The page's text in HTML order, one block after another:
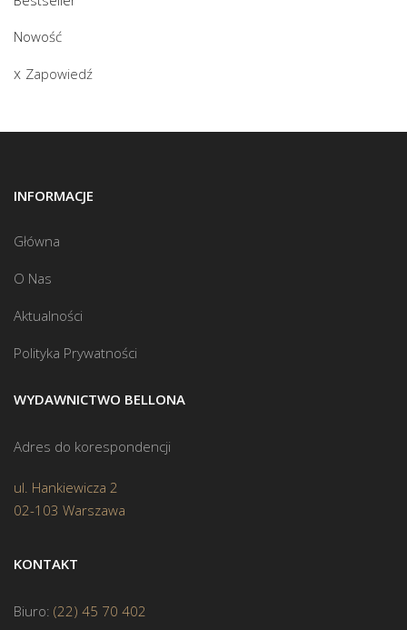
Nowość
Zapowiedź
INFORMACJE
Główna
O Nas
Aktualności
Polityka Prywatności
WYDAWNICTWO BELLONA
Adres do korespondencji
ul. Hankiewicza 2
02-103 Warszawa
KONTAKT
Biuro: (22) 45 70 402